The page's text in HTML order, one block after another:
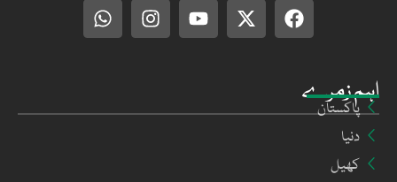
اہم زمرے
پاکستان
دنیا
کھیل